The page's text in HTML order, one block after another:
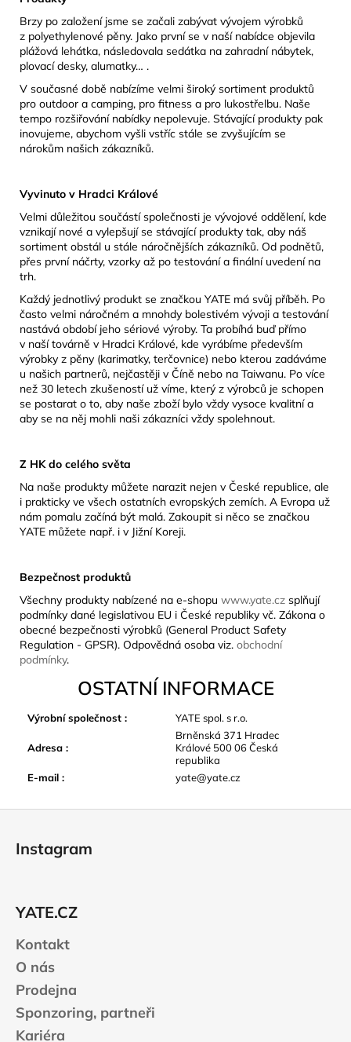
Brzy po založení jsme se začali zabývat vývojem výrobků
z polyethylenové pěny. Jako první se v naší nabídce objevila
plážová lehátka, následovala sedátka na zahradní nábytek,
plovací desky, alumatky… .
V současné době nabízíme velmi široký sortiment produktů
pro outdoor a camping, pro fitness a pro lukostřelbu. Naše
tempo rozšiřování nabídky nepolevuje. Stávající produkty pak
inovujeme, abychom vyšli vstříc stále se zvyšujícím se
nárokům našich zákazníků.
Vyvinuto v Hradci Králové
Velmi důležitou součástí společnosti je vývojové oddělení, kde
vznikají nové a vylepšují se stávající produkty tak, aby náš
sortiment obstál u stále náročnějších zákazníků. Od podnětů,
přes první náčrty, vzorky až po testování a finální uvedení na
trh.
Každý jednotlivý produkt se značkou YATE má svůj příběh. Po
často velmi náročném a mnohdy bolestivém vývoji a testování
nastává období jeho sériové výroby. Ta probíhá buď přímo
v naší továrně v Hradci Králové, kde vyrábíme především
výrobky z pěny (karimatky, terčovnice) nebo kterou zadáváme
u našich partnerů, nejčastěji v Číně nebo na Taiwanu. Po více
než 30 letech zkušeností už víme, který z výrobců je schopen
se postarat o to, aby naše zboží bylo vždy vysoce kvalitní a
aby se na něj mohli naši zákazníci vždy spolehnout.
Z HK do celého světa
Na naše produkty můžete narazit nejen v České republice, ale
i prakticky ve všech ostatních evropských zemích. A Evropa už
nám pomalu začíná být malá. Zakoupit si něco se značkou
YATE můžete např. i v Jižní Koreji.
Bezpečnost produktů
Všechny produkty nabízené na e-shopu www.yate.cz splňují
podmínky dané legislativou EU i České republiky vč. Zákona o
obecné bezpečnosti výrobků (General Product Safety
Regulation - GPSR). Odpovědná osoba viz. obchodní
podmínky.
OSTATNÍ INFORMACE
Výrobní společnost : YATE spol. s r.o.
Adresa :
Brněnská 371 Hradec
Králové 500 06 Česká
republika
E-mail : yate@yate.cz
Instagram
YATE.CZ
Kontakt
O nás
Prodejna
Sponzoring, partneři
Kariéra